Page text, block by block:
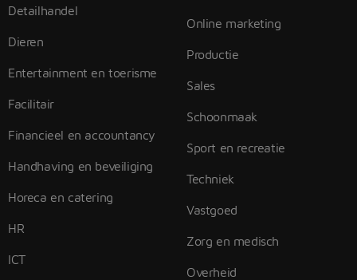
Detailhandel
Dieren
Entertainment en toerisme
Facilitair
Financieel en accountancy
Handhaving en beveiliging
Horeca en catering
HR
ICT
Online marketing
Productie
Sales
Schoonmaak
Sport en recreatie
Techniek
Vastgoed
Zorg en medisch
Overheid